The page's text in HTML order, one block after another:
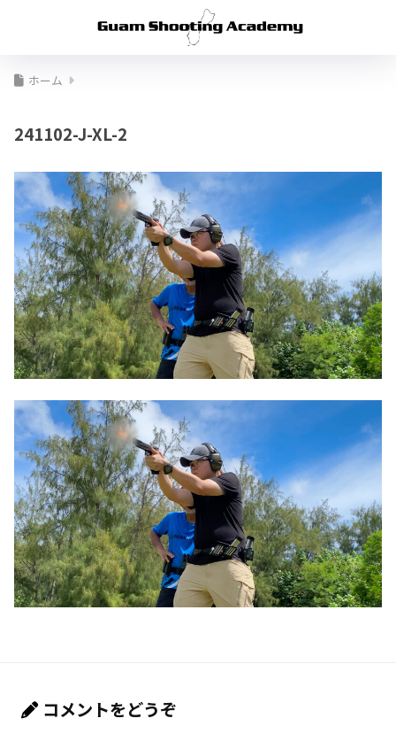
ホーム
241102-J-XL-2
コメントをどうぞ